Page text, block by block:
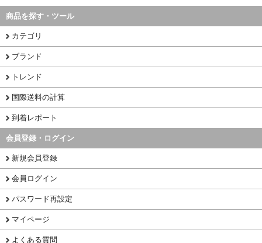
商品を探す・ツール
カテゴリ
ブランド
トレンド
国際送料の計算
到着レポート
会員登録・ログイン
新規会員登録
会員ログイン
パスワード再設定
マイページ
よくある質問